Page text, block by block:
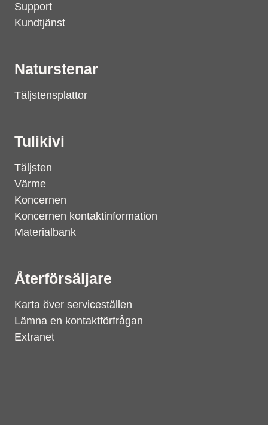
Support
Kundtjänst
Naturstenar
Täljstensplattor
Tulikivi
Täljsten
Värme
Koncernen
Koncernen kontaktinformation
Materialbank
Återförsäljare
Karta över serviceställen
Lämna en kontaktförfrågan
Extranet